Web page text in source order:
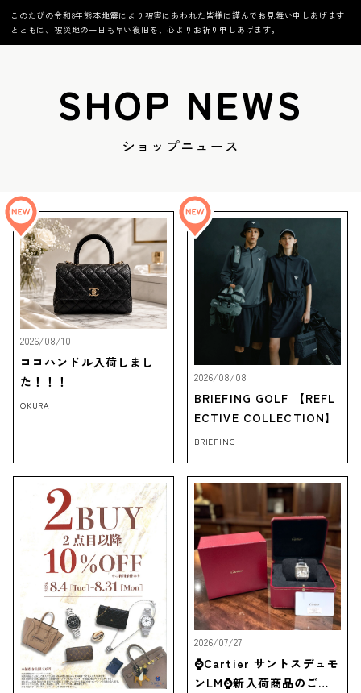
このたびの令和8年熊本地震により被害にあわれた皆様に謹んでお見舞い申しあげます
とともに、被災地の一日も早い復旧を、心よりお祈り申しあげます。
SHOP NEWS
ショップニュース
2026/08/10
ココハンドル入荷しまし
た！！！
OKURA
2026/08/08
BRIEFING GOLF 【REFL
ECTIVE COLLECTION】
BRIEFING
2026/07/27
⌚Cartier サントスデュモ
ンLM⌚新入荷商品のご紹